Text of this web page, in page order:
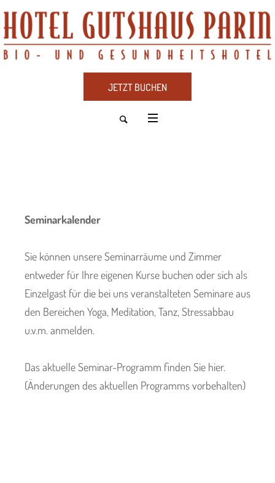
JETZT BUCHEN
Seminarkalender
Sie können unsere Seminarräume und Zimmer
entweder für Ihre eigenen Kurse buchen oder sich als
Einzelgast für die bei uns veranstalteten Seminare aus
den Bereichen Yoga, Meditation, Tanz, Stressabbau
u.v.m. anmelden.
Das aktuelle Seminar-Programm finden Sie hier.
(Änderungen des aktuellen Programms vorbehalten)